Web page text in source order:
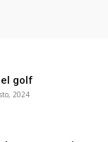
golf
2024